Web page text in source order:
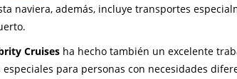
naviera, además, incluye transportes
Cruises ha hecho también un excelente
para personas con necesidades